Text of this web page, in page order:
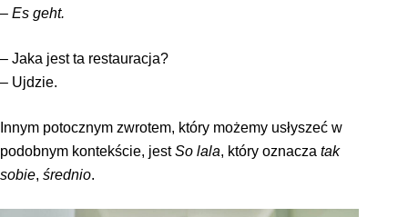
– Es geht.
– Jaka jest ta restauracja?
– Ujdzie.
Innym potocznym zwrotem, który możemy usłyszeć w
podobnym kontekście, jestSo lala, który oznacza tak
sobie, średnio.